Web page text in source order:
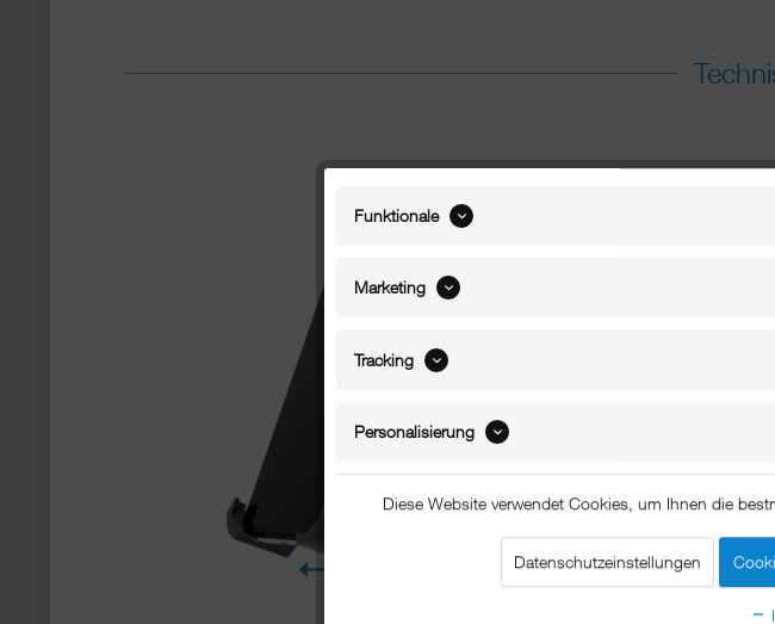
Funktionale
Marketing
Tracking
Personalisierung
Diese Website verwendet Cookies, um Ihnen die
Datenschutzeinstellungen